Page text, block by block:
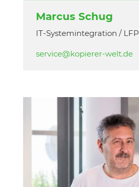
Marcus Schug
IT-Systemintegration / LFP
service@kopierer-welt.de